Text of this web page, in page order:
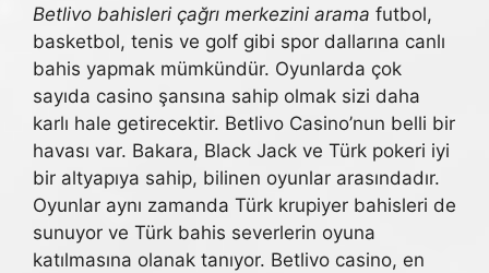
Betlivo bahisleri çağrı merkezini arama futbol, ​​​​
basketbol, ​​​​tenis ve golf gibi spor dallarına canlı
bahis yapmak mümkündür. Oyunlarda çok
sayıda casino şansına sahip olmak sizi daha
karlı hale getirecektir. Betlivo Casino’nun belli bir
havası var. Bakara, Black Jack ve Türk pokeri iyi
bir altyapıya sahip, bilinen oyunlar arasındadır.
Oyunlar aynı zamanda Türk krupiyer bahisleri de
sunuyor ve Türk bahis severlerin oyuna
katılmasına olanak tanıyor. Betlivo casino, en